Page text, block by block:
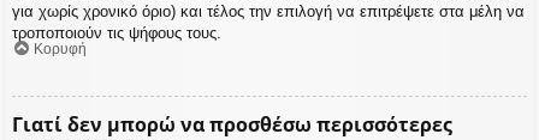
για χωρίς χρονικό όριο) και τέλος την επιλογή να επιτρέψετε στα μέλη να
τροποποιούν τις ψήφους τους.
Κορυφή
Γιατί δεν μπορώ να προσθέσω περισσότερες